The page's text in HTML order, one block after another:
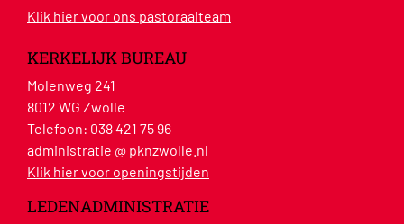
Klik hier voor ons pastoraalteam
KERKELIJK BUREAU
Molenweg 241
8012 WG Zwolle
Telefoon: 038 421 75 96
administratie @ pknzwolle.nl
Klik hier voor openingstijden
LEDENADMINISTRATIE